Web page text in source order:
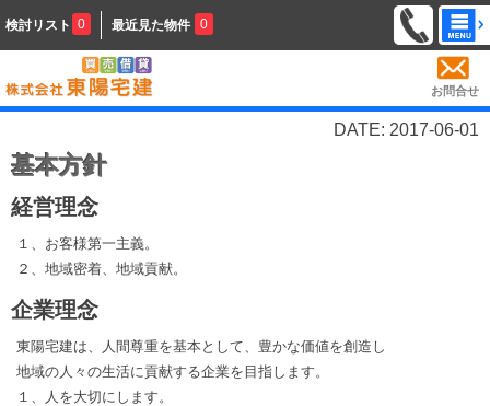
検討リスト 0 最近見た物件 0
お問合せ
DATE: 2017-06-01
基本方針
経営理念
１、お客様第一主義。
２、地域密着、地域貢献。
企業理念
東陽宅建は、人間尊重を基本として、豊かな価値を創造し
地域の人々の生活に貢献する企業を目指します。
１、人を大切にします。